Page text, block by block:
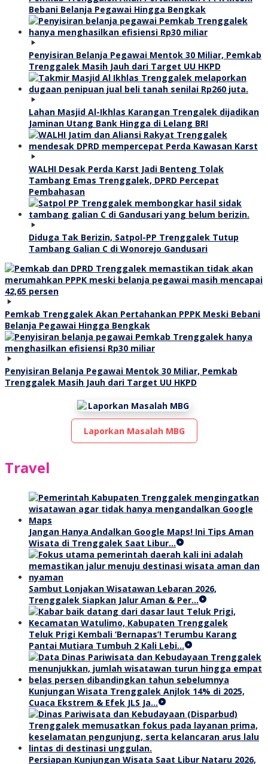
Bebani Belanja Pegawai Hingga Bengkak
Penyisiran Belanja Pegawai Mentok 30 Miliar, Pemkab
Trenggalek Masih Jauh dari Target UU HKPD
Lahan Masjid Al-Ikhlas Karangan Trengalek dijadikan
Jaminan Utang Bank Hingga di Lelang BRI
WALHI Desak Perda Karst Jadi Benteng Tolak
Tambang Emas Trenggalek, DPRD Percepat
Pembahasan
Diduga Tak Berizin, Satpol-PP Trenggalek Tutup
Tambang Galian C di Wonorejo Gandusari
Pemkab Trenggalek Akan Pertahankan PPPK Meski Bebani
Belanja Pegawai Hingga Bengkak
Penyisiran Belanja Pegawai Mentok 30 Miliar, Pemkab
Trenggalek Masih Jauh dari Target UU HKPD
Laporkan Masalah MBG
Travel
Jangan Hanya Andalkan Google Maps! Ini Tips Aman
Wisata di Trenggalek Saat Libur…
Sambut Lonjakan Wisatawan Lebaran 2026,
Trenggalek Siapkan Jalur Aman & Per…
Teluk Prigi Kembali ‘Bernapas’! Terumbu Karang
Pantai Mutiara Tumbuh 2 Kali Lebi…
Kunjungan Wisata Trenggalek Anjlok 14% di 2025,
Cuaca Ekstrem & Efek JLS Ja…
Persiapan Kunjungan Wisata Saat Libur Nataru 2026,